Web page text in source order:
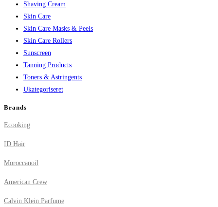
Shaving Cream
Skin Care
Skin Care Masks & Peels
Skin Care Rollers
Sunscreen
Tanning Products
Toners & Astringents
Ukategoriseret
Brands
Ecooking
ID Hair
Moroccanoil
American Crew
Calvin Klein Parfume